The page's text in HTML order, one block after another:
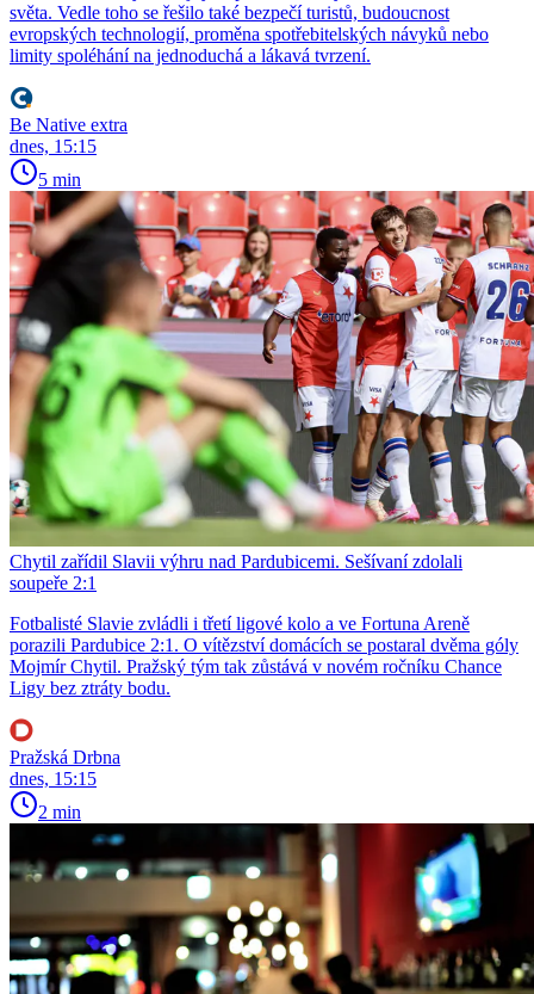
světa. Vedle toho se řešilo také bezpečí turistů, budoucnost
evropských technologií, proměna spotřebitelských návyků nebo
limity spoléhání na jednoduchá a lákavá tvrzení.
Be Native extra
dnes, 15:15
5 min
Chytil zařídil Slavii výhru nad Pardubicemi. Sešívaní zdolali
soupeře 2:1
Fotbalisté Slavie zvládli i třetí ligové kolo a ve Fortuna Areně
porazili Pardubice 2:1. O vítězství domácích se postaral dvěma góly
Mojmír Chytil. Pražský tým tak zůstává v novém ročníku Chance
Ligy bez ztráty bodu.
Pražská Drbna
dnes, 15:15
2 min